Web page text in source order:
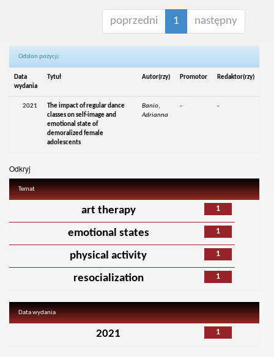
poprzedni 1 następny
Odsłon pozycji:
Data
wydania
Tytuł Autor(rzy) Promotor Redaktor(rzy)
2021
The impact of regular dance
classes on self-image and
emotional state of
demoralized female
adolescents
Banio,
Adrianna
- -
Odkryj
Temat
1
art therapy
1
emotional states
1
physical activity
1
resocialization
Data wydania
1
2021